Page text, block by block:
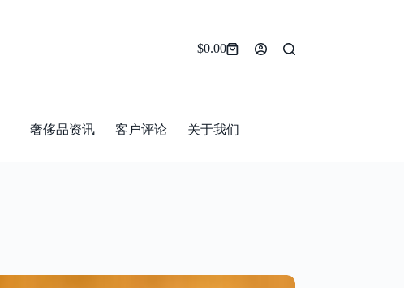
Shopping
$0.00
奢侈品资讯 客户评论 关于我们